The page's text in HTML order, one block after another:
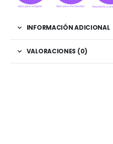
INFORMACIÓN ADICIONAL
VALORACIONES (0)